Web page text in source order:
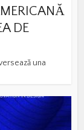
DE
una